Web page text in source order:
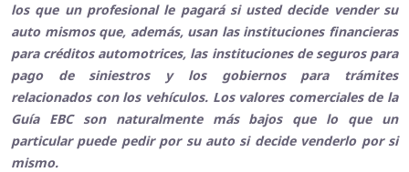
los que un profesional le pagará si usted decide vender su
auto mismos que, además, usan las instituciones financieras
para créditos automotrices, las instituciones de seguros para
pago de siniestros y los gobiernos para trámites
relacionados con los vehículos. Los valores comerciales de la
Guía EBC son naturalmente más bajos que lo que un
particular puede pedir por su auto si decide venderlo por si
mismo.